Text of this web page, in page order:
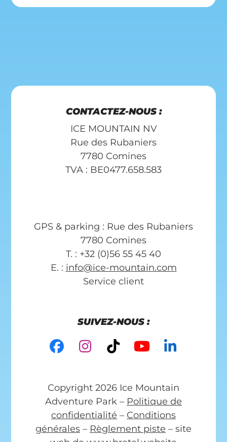
CONTACTEZ-NOUS :
ICE MOUNTAIN NV
Rue des Rubaniers
7780 Comines
TVA : BE0477.658.583
GPS & parking : Rue des Rubaniers
7780 Comines
T. : +32 (0)56 55 45 40
E. : info@ice-mountain.com
Service client
SUIVEZ-NOUS :
Facebook
Instagram
TiktokYouTube
Copyright 2026 Ice Mountain
Adventure Park – Politique de
confidentialité – Conditions
générales – Règlement piste – site